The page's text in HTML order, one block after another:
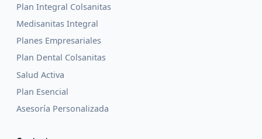
Plan Integral Colsanitas
Medisanitas Integral
Planes Empresariales
Plan Dental Colsanitas
Salud Activa
Plan Esencial
Asesoría Personalizada